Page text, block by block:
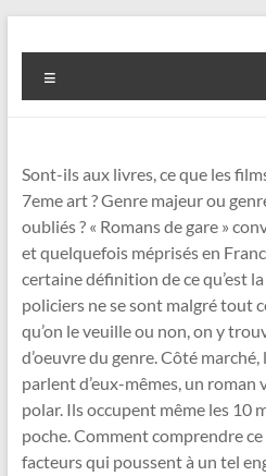
au
contenu
concierge-
masque.com
et
policiers
un
genre
indémodable
Sont-ils aux livres, ce que les
7eme art ? Genre majeur ou
oubliés ? « Romans de gare »
et quelquefois méprisés en
certaine définition de ce qu’est
policiers ne se sont malgré tout
qu’on le veuille ou non, on y
d’oeuvre du genre. Côté
parlent d’eux-mêmes, un roman
polar. Ils occupent même les 10
poche. Comment comprendre ce
facteurs qui poussent à un tel